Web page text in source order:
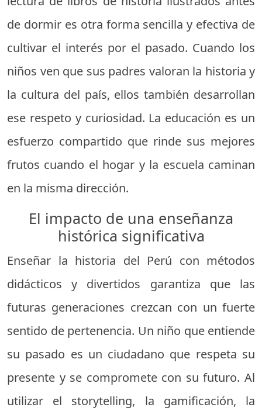
de dormir es otra forma sencilla y efectiva de
cultivar el interés por el pasado. Cuando los
niños ven que sus padres valoran la historia y
la cultura del país, ellos también desarrollan
ese respeto y curiosidad. La educación es un
esfuerzo compartido que rinde sus mejores
frutos cuando el hogar y la escuela caminan
en la misma dirección.
El impacto de una enseñanza
histórica significativa
Enseñar la historia del Perú con métodos
didácticos y divertidos garantiza que las
futuras generaciones crezcan con un fuerte
sentido de pertenencia. Un niño que entiende
su pasado es un ciudadano que respeta su
presente y se compromete con su futuro. Al
utilizar el storytelling, la gamificación, la